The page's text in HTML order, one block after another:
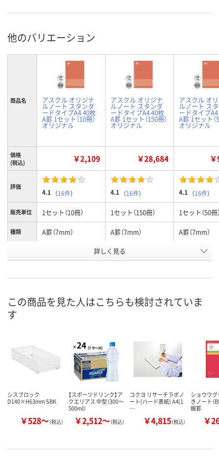
他のバリエーション
商品名 アスクル オリジナ
ルノート スタンダ
ードタイプA4 40枚
A罫 1セット（10冊）
オリジナル
アスクル オリジナ
ルノート スタンダ
ードタイプA4 40枚
A罫 1セット（150冊）
オリジナル
アスクル オ
ルノート ス
ードタイプ
A罫 1セット（
オリジナル
価格
(税込)
￥2,109 ￥28,684
評価
4.1 （16件） 4.1 （16件） 4.1 （16件）
販売単位 1セット（10冊） 1セット（150冊） 1セット（50冊
種類 A罫（7mm） A罫（7mm） A罫（7mm）
AX06726 AX06700
8月8日（土）
カゴへ カゴへ カ
詳しく見る
この商品を見た人はこちらも検討されていま
す
シスブロック
D140×H63mm SBK
￥528～（税込）
【スポーツドリンク】ア
クエリアス 中型（300～
500ml）
￥2,512～（税込）
コクヨ リサーチラボノ
ート(ハード表紙) A4(1
…
￥4,815（税込）
ショウワ
きノート（
眼罫
￥